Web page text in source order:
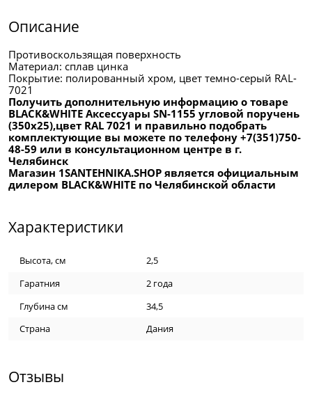
Описание
Противоскользящая поверхность
Материал: сплав цинка
Покрытие: полированный хром, цвет темно-серый RAL-
7021
Получить дополнительную информацию о товаре
BLACK&WHITE Аксессуары SN-1155 угловой поручень
(350x25),цвет RAL 7021 и правильно подобрать
комплектующие вы можете по телефону +7(351)750-
48-59 или в консультационном центре в г.
Челябинск
Магазин 1SANTEHNIKA.SHOP является официальным
дилером BLACK&WHITE по Челябинской области
Характеристики
Высота, см
2,5
Гаратния
2 года
Глубина см
34,5
Страна
Дания
Отзывы